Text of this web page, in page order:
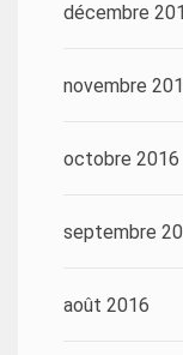
décembre
novembre
octobre 2016
septembre
août 2016